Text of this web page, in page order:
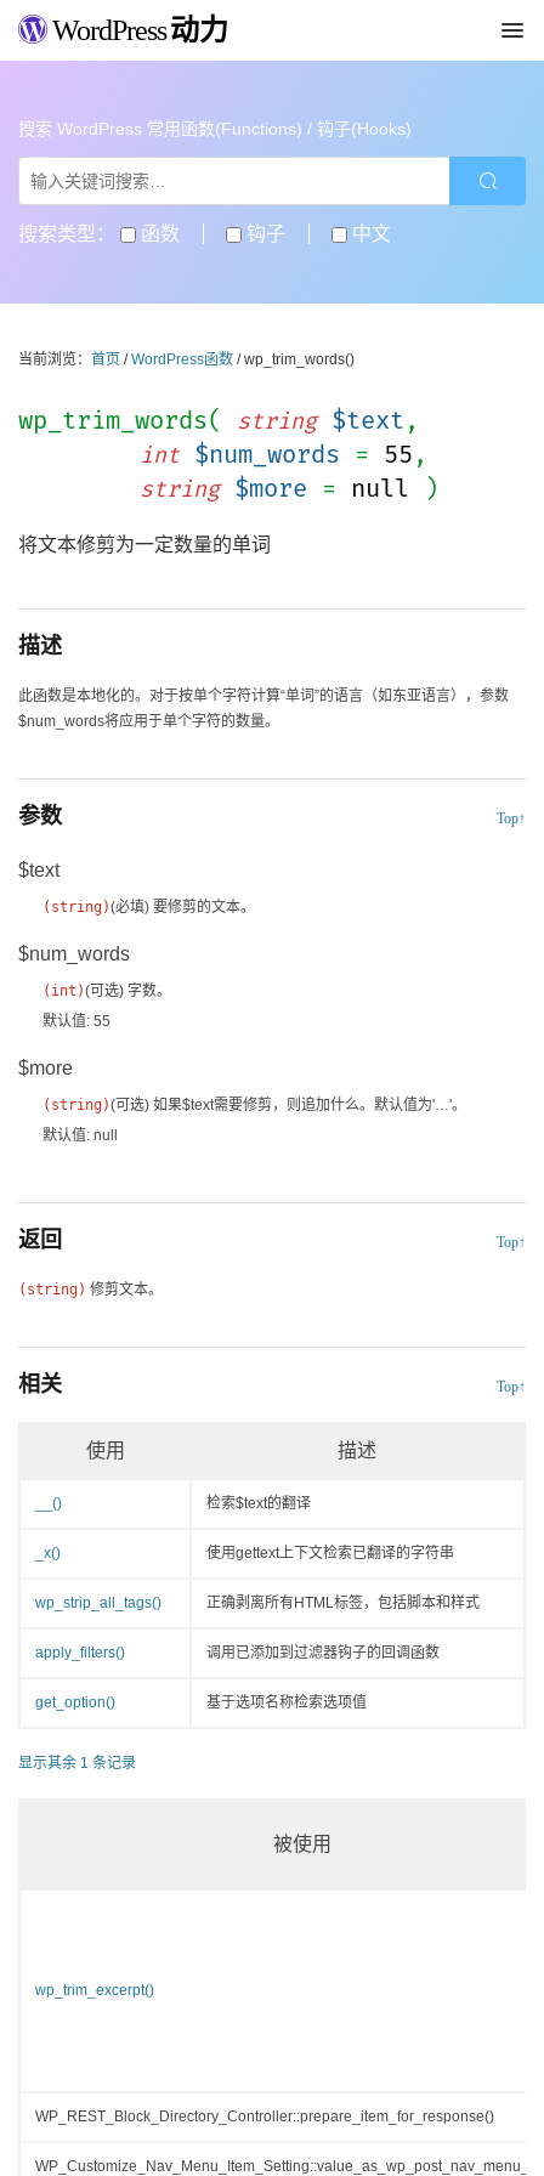
WordPress动力
搜索 WordPress 常用函数(Functions) / 钩子(Hooks)
搜索类型： 函数 钩子 中文
当前浏览： 首页 /WordPress函数 / wp_trim_words()
wp_trim_words( string $text ,
int $num_words = 55 ,
string $more = null )
将文本修剪为一定数量的单词
描述
此函数是本地化的。对于按单个字符计算“单词”的语言（如东亚语言），参数
$num_words将应用于单个字符的数量。
参数 Top↑
$text
( string)(必填) 要修剪的文本。
$num_words
( int )(可选) 字数。
默认值: 55
$more
( string)(可选) 如果$text需要修剪，则追加什么。默认值为'…'。
默认值: null
返回 Top↑
(string) 修剪文本。
相关 Top↑
使用 描述
__() 检索$text的翻译
_x() 使用gettext上下文检索已翻译的字符串
wp_strip_all_tags() 正确剥离所有HTML标签，包括脚本和样式
apply_filters() 调用已添加到过滤器钩子的回调函数
get_option() 基于选项名称检索选项值
显示其余 1 条记录
被使用
wp_trim_excerpt()
WP_REST_Block_Directory_Controller::prepare_item_for_response()